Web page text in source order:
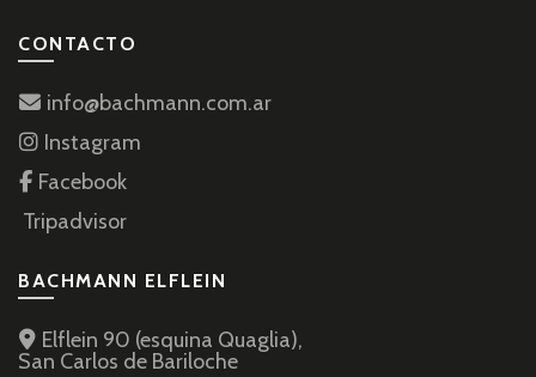
CONTACTO
info@bachmann.com.ar
Instagram
Facebook
Tripadvisor
BACHMANN ELFLEIN
Elflein 90 (esquina Quaglia),
San Carlos de Bariloche